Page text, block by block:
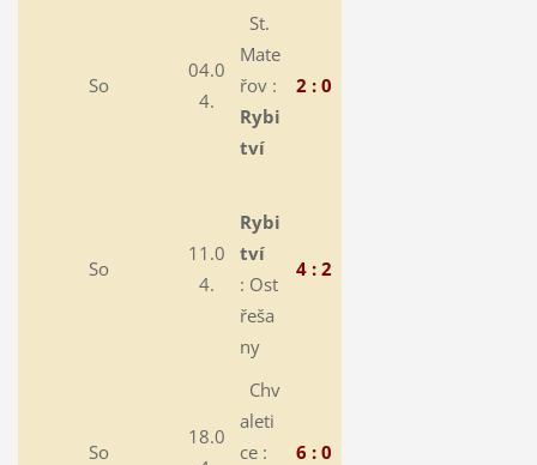
So
04.0
4.
St.
Mate
řov :
Rybi
tví
2 : 0
So
11.0
4.
Rybi
tví
: Ost
řeša
ny
4 : 2
So
18.0
Chv
aleti
ce :
6 : 0